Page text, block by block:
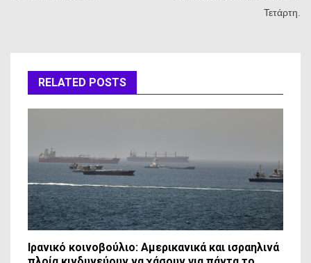
Τετάρτη.
RELATED POSTS
Ιρανικό κοινοβούλιο: Αμερικανικά και ισραηλινά